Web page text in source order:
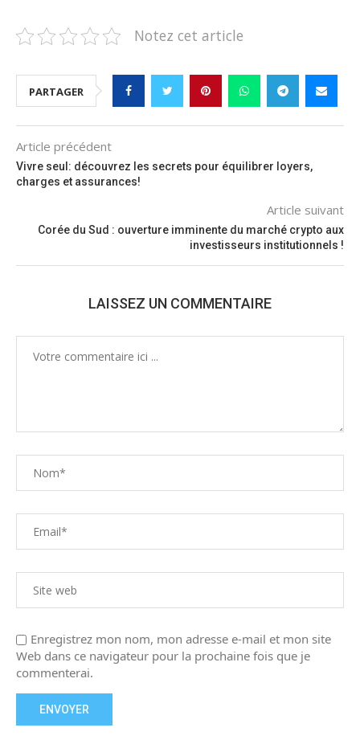
Notez cet article
PARTAGER
Article précédent
Vivre seul: découvrez les secrets pour équilibrer loyers,
charges et assurances!
Article suivant
Corée du Sud : ouverture imminente du marché crypto aux
investisseurs institutionnels !
LAISSEZ UN COMMENTAIRE
Enregistrez mon nom, mon adresse e-mail et mon site
Web dans ce navigateur pour la prochaine fois que je
commenterai.